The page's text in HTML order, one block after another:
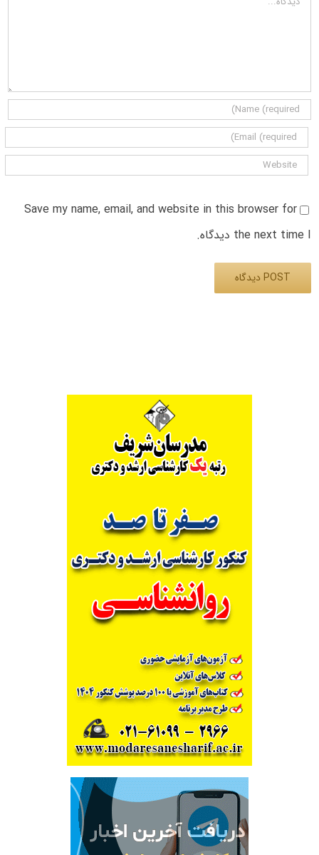
Save my name, email, and website in this browser for
the next time I دیدگاه.